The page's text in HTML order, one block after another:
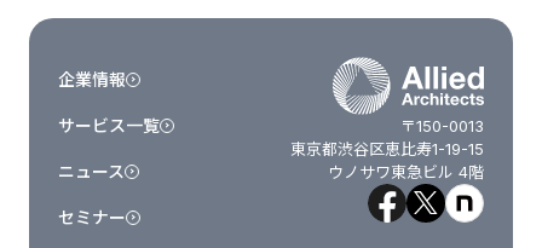
〒150-0013
東京都渋谷区恵比寿1-19-15
ウノサワ東急ビル 4階
企業情報
サービス一覧
ニュース
セミナー